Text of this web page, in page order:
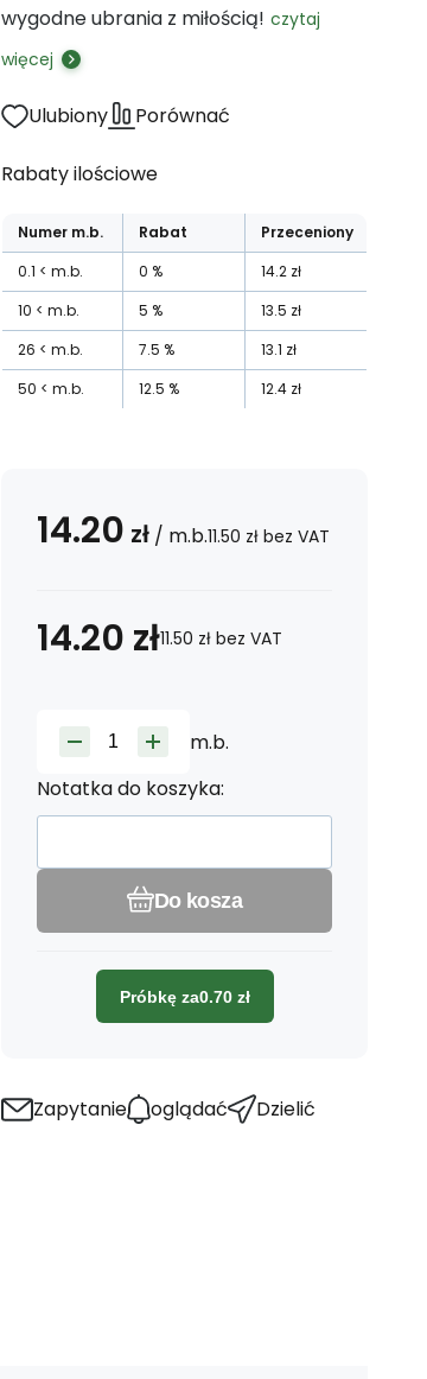
wygodne ubrania z miłością! czytaj
więcej
Ulubiony Porównać
Rabaty ilościowe
Numer m.b. Rabat
Przeceniony
0.1
m.b. 0 % 14.2 zł
10
m.b. 5 % 13.5 zł
26
m.b. 7.5 % 13.1 zł
50
m.b. 12.5 % 12.4 zł
14.20 zł / m.b.11.50 zł bez VAT
14.20 zł11.50 zł bez VAT
m.b.
Notatka do koszyka:
Do kosza
Próbkę za0.70 zł
Zapytanie oglądać Dzielić